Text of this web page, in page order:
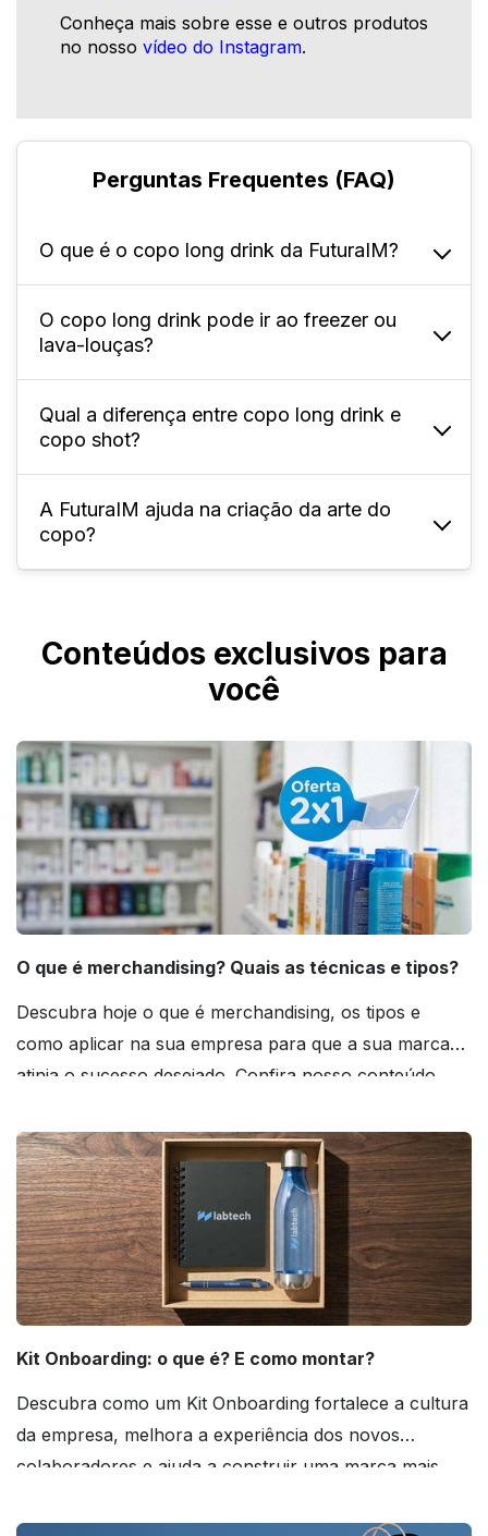
Conheça mais sobre esse e outros produtos
no nosso vídeo do Instagram.
Perguntas Frequentes (FAQ)
O que é o copo long drink da FuturaIM?
É um copo alto e estreito de 350 ml, ideal
para bebidas com bastante líquido e gelo,
muito utilizado em festas, eventos, bares,
casamentos e ações promocionais.
O copo long drink pode ir ao freezer ou
lava-louças?
Não. Por ser de PS, não é recomendado usar
no freezer nem em lava-louças, pois
temperaturas extremas podem deformar ou
danificar o material.
Qual a diferença entre copo long drink e
copo shot?
O Long Drink é alto, estreito e comporta 350
ml, ideal para coquetéis longos; o shot é
baixo, pequeno e comporta cerca de 30 ml a
A FuturaIM ajuda na criação da arte do
copo?
IMbatível para criação profissional da arte ou
a Checagem IMbatível para conferência
técnica do arquivo.
Conteúdos exclusivos para
você
O que é merchandising? Quais as técnicas e tipos?
Descubra hoje o que é merchandising, os tipos e
como aplicar na sua empresa para que a sua marca
atinja o sucesso desejado. Confira nosso conteúdo
Kit Onboarding: o que é? E como montar?
Descubra como um Kit Onboarding fortalece a cultura
da empresa, melhora a experiência dos novos
colaboradores e ajuda a construir uma marca mais